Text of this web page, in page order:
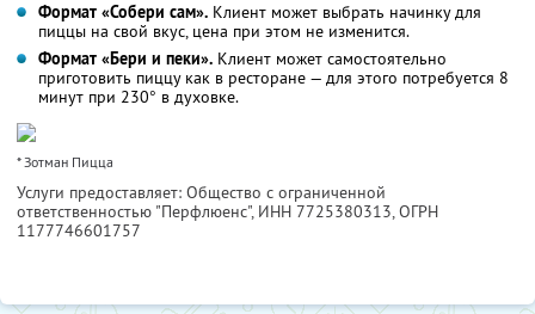
Формат «Собери сам». Клиент может выбрать начинку для
пиццы на свой вкус, цена при этом не изменится.
Формат «Бери и пеки». Клиент может самостоятельно
приготовить пиццу как в ресторане — для этого потребуется 8
минут при 230° в духовке.
* Зотман Пицца
Услуги предоставляет: Общество с ограниченной
ответственностью "Перфлюенс", ИНН 7725380313, ОГРН
1177746601757